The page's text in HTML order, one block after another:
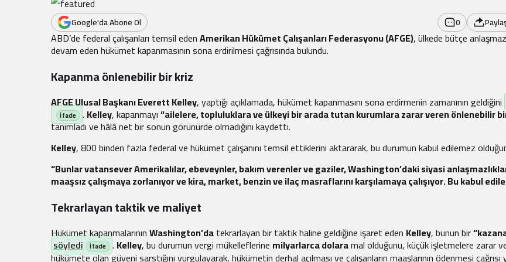
Google'da Abone Ol 0
ABD’de federal çalışanları temsil edenAmerikan Hükümet Çalışanları Federasyonu (AFGE), ülkede bütçe
devam eden hükümet kapanmasının sona erdirilmesi çağrısında bulundu.
Kapanma önlenebilir bir kriz
AFGE Ulusal Başkanı Everett Kelley, yaptığı açıklamada, hükümet kapanmasını sona erdirmenin zamanının geldiğini
. Kelley, kapanmayı“ailelere, topluluklara ve ülkeyi bir arada tutan kurumlara zarar veren önlenebilir
tanımladı ve hâlâ net bir sonun görünürde olmadığını kaydetti.
Kelley, 800 binden fazla federal ve hükümet çalışanını temsil ettiklerini aktararak, bu durumun kabul edilemez
“Bunlar vatansever Amerikalılar, ebeveynler, bakım verenler ve gaziler, Washington’daki siyasi
maaşsız çalışmaya zorlanıyor ve kira, market, benzin ve ilaç masraflarını karşılamaya çalışıyor. Bu kabul
Tekrarlayan taktik ve maliyet
Hükümet kapanmalarınınWashington’datekrarlayan bir taktik haline geldiğine işaret eden Kelley, bunun bir
söyledi . Kelley, bu durumun vergi mükelleflerine milyarlarca dolaramal olduğunu, küçük işletmelere zarar
hükümete olan güveni sarstığını vurgulayarak, hükümetin derhal açılması ve çalışanların maaşlarının ödenmesi çağrısı